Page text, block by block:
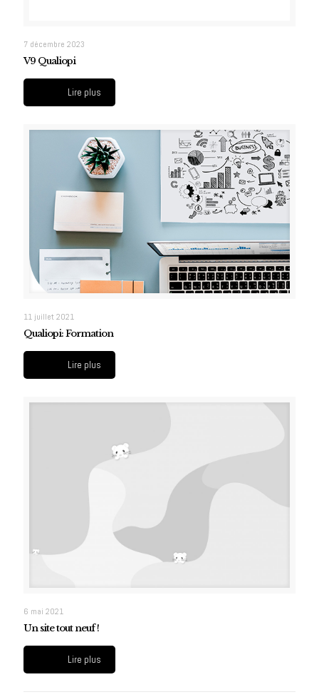
7 décembre 2023
V9 Qualiopi
Lire plus
11 juillet 2021
Qualiopi: Formation
Lire plus
6 mai 2021
Un site tout neuf !
Lire plus